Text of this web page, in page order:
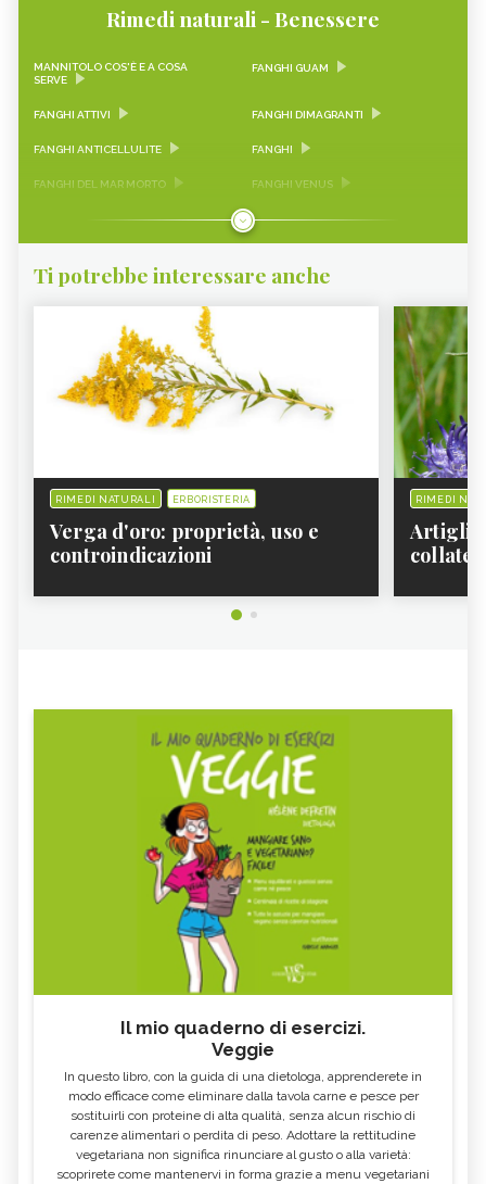
Rimedi naturali - Benessere
MANNITOLO COS'È E A COSA
SERVE
FANGHI GUAM
FANGHI ATTIVI FANGHI DIMAGRANTI
FANGHI ANTICELLULITE FANGHI
FANGHI DEL MAR MORTO FANGHI VENUS
FANGHI GEOMAR FANGHI DRENANTI
Ti potrebbe interessare anche
RIMEDI NATURALI ERBORISTERIA
Verga d'oro: proprietà, uso e
controindicazioni
RIMEDI
Artiglio
Il mio quaderno di esercizi.
Veggie
In questo libro, con la guida di una dietologa, apprenderete in
modo efficace come eliminare dalla tavola carne e pesce per
sostituirli con proteine di alta qualità, senza alcun rischio di
carenze alimentari o perdita di peso. Adottare la rettitudine
vegetariana non significa rinunciare al gusto o alla varietà:
scoprirete come mantenervi in forma grazie a menu vegetariani